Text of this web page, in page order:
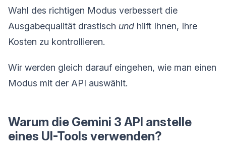
Wahl des richtigen Modus verbessert die
Ausgabequalität drastisch und hilft Ihnen, Ihre
Kosten zu kontrollieren.
Wir werden gleich darauf eingehen, wie man einen
Modus mit der API auswählt.
Warum die Gemini 3 API anstelle
eines UI-Tools verwenden?